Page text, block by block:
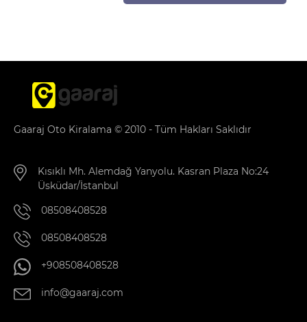
Gaaraj Oto Kiralama © 2010 - Tüm Hakları Saklıdır
Kısıklı Mh. Alemdağ Yanyolu. Kasran Plaza No:24
Üsküdar/İstanbul
08508408528
08508408528
+908508408528
info@gaaraj.com